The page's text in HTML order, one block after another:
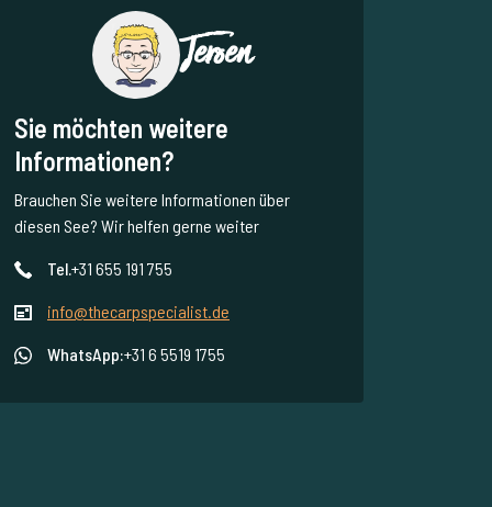
Jeroen
Sie möchten weitere
Informationen?
Brauchen Sie weitere Informationen über
diesen See? Wir helfen gerne weiter
Tel.+31 655 191 755
info@thecarpspecialist.de
WhatsApp:+31 6 5519 1755